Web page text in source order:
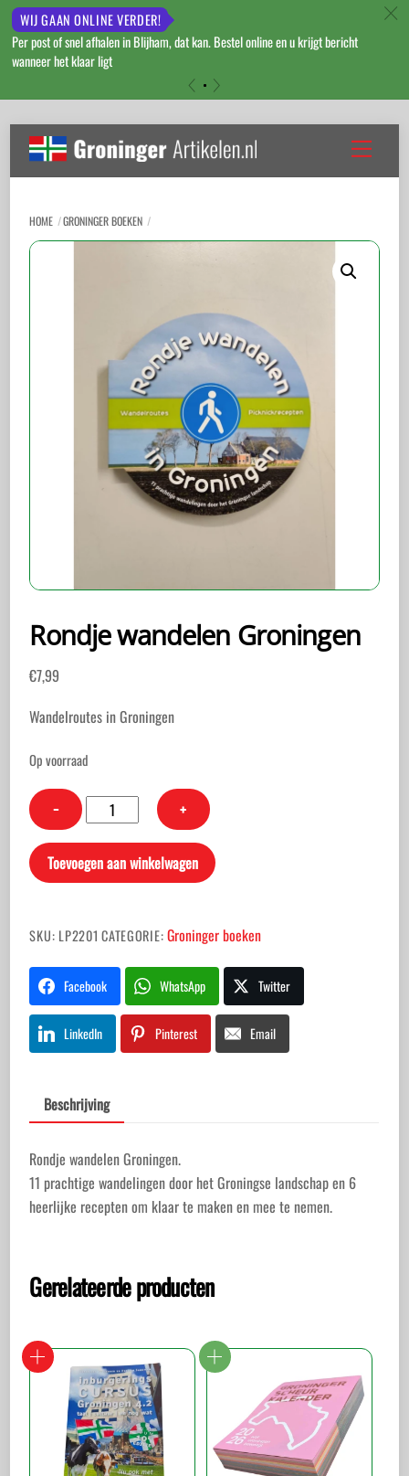
WIJ GAAN ONLINE VERDER!
Per post of snel afhalen in Blijham, dat kan. Bestel online en u krijgt bericht
wanneer het klaar ligt
c
content
Menu
HOME GRONINGER BOEKEN
Rondje wandelen Groningen
€7,99
Wandelroutes in Groningen
Op voorraad
−
Rondje
wandelen
Groningen
aantal
+
Toevoegen aan winkelwagen
SKU: LP2201 CATEGORIE:Groninger boeken
Facebook WhatsApp Twitter
LinkedIn Pinterest Email
Beschrijving
Rondje wandelen Groningen.
11 prachtige wandelingen door het Groningse landschap en 6
heerlijke recepten om klaar te maken en mee te nemen.
Gerelateerde producten